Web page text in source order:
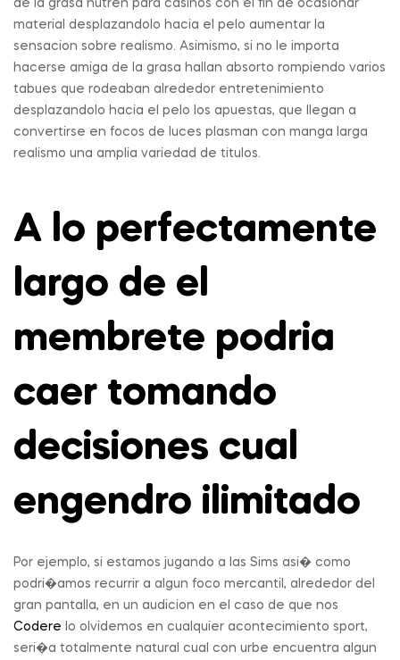
de la grasa nutren para casinos con el fin de ocasionar
material desplazandolo hacia el pelo aumentar la
sensacion sobre realismo. Asimismo, si no le importa
hacerse amiga de la grasa hallan absorto rompiendo varios
tabues que rodeaban alrededor entretenimiento
desplazandolo hacia el pelo los apuestas, que llegan a
convertirse en focos de luces plasman con manga larga
realismo una amplia variedad de titulos.
A lo perfectamente
largo de el
membrete podria
caer tomando
decisiones cual
engendro ilimitado
Por ejemplo, si estamos jugando a las Sims asi� como
podri�amos recurrir a algun foco mercantil, alrededor del
gran pantalla, en un audicion en el caso de que nos
Codere lo olvidemos en cualquier acontecimiento sport,
seri�a totalmente natural cual con urbe encuentra algun